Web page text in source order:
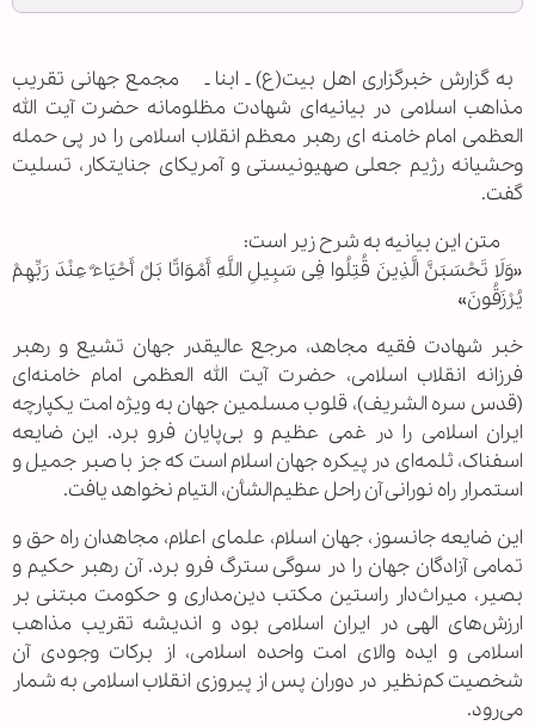
به گزارش خبرگزاری اهل بیت(ع) ـ ابنا ـ مجمع جهانی تقریب
مذاهب اسلامی در بیانیه‌ای شهادت مظلومانه حضرت آیت الله
العظمی امام خامنه ای رهبر معظم انقلاب اسلامی را در پی حمله
وحشیانه رژیم جعلی صهیونیستی و آمریکای جنایتکار، تسلیت
گفت.
متن این بیانیه به شرح زیر است:
«وَلَا تَحْسَبَنَّ الَّذِینَ قُتِلُوا فِی سَبِیلِ اللَّهِ أَمْوَاتًا بَلْ أَحْیَاءٌ عِنْدَ رَبِّهِمْ
یُرْزَقُونَ»
خبر شهادت فقیه مجاهد، مرجع عالیقدر جهان تشیع و رهبر
فرزانه انقلاب اسلامی، حضرت آیت الله العظمی امام خامنه‌ای
(قدس سره الشریف)، قلوب مسلمین جهان به ویژه امت یکپارچه
ایران اسلامی را در غمی عظیم و بی‌پایان فرو برد. این ضایعه
اسفناک، ثلمه‌ای در پیکره جهان اسلام است که جز با صبر جمیل و
استمرار راه نورانی آن راحل عظیم‌الشأن، التیام نخواهد یافت.
این ضایعه جانسوز، جهان اسلام، علمای اعلام، مجاهدان راه حق و
تمامی آزادگان جهان را در سوگی سترگ فرو برد. آن رهبر حکیم و
بصیر، میراث‌دار راستین مکتب دین‌مداری و حکومت مبتنی بر
ارزش‌های الهی در ایران اسلامی بود و اندیشه تقریب مذاهب
اسلامی و ایده والای امت واحده اسلامی، از برکات وجودی آن
شخصیت کم‌نظیر در دوران پس از پیروزی انقلاب اسلامی به شمار
می‌رود.